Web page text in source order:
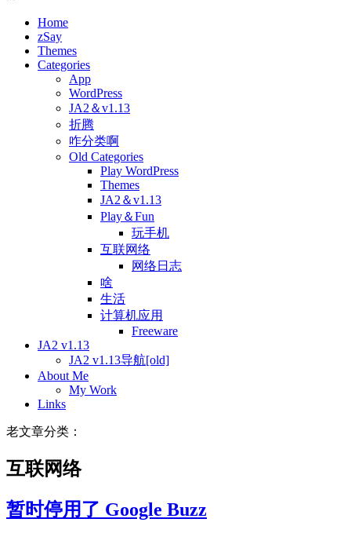
Home
zSay
Themes
Categories
App
WordPress
JA2＆v1.13
折腾
咋分类啊
Old Categories
Play WordPress
Themes
JA2＆v1.13
Play＆Fun
玩手机
互联网络
网络日志
啥
生活
计算机应用
Freeware
JA2 v1.13
JA2 v1.13导航[old]
About Me
My Work
Links
老文章分类：
互联网络
暂时停用了 Google Buzz